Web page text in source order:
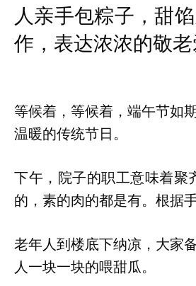
人亲手包粽子，甜
作，表达浓浓的敬老
等候着，等候着，端午节如
温暖的传统节日。
下午，院子的职工意味着聚
的，素的肉的都是有。根据
老年人到楼底下纳凉，大家
人一块一块的喂甜瓜。